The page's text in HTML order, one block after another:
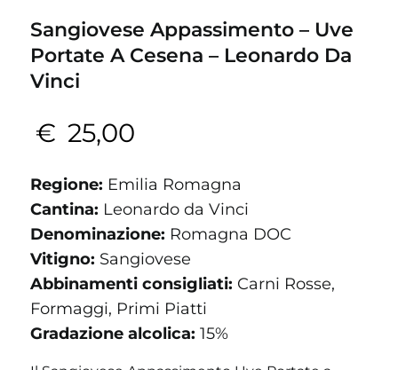
Sangiovese Appassimento – Uve
Portate A Cesena – Leonardo Da
Vinci
€ 25,00
Regione: Emilia Romagna
Cantina: Leonardo da Vinci
Denominazione: Romagna DOC
Vitigno: Sangiovese
Abbinamenti consigliati: Carni Rosse,
Formaggi, Primi Piatti
Gradazione alcolica: 15%